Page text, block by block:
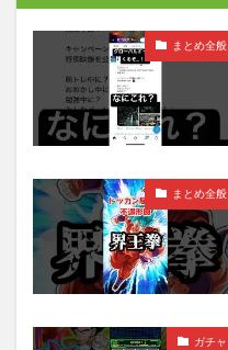
まとめ全般
まとめ全般
ガチャ